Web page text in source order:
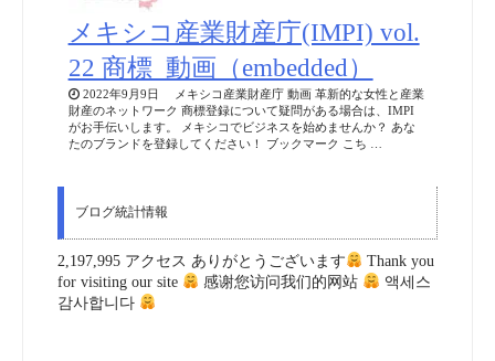
メキシコ産業財産庁(IMPI) vol.
22 商標_動画（embedded）
2022年9月9日 メキシコ産業財産庁 動画 革新的な女性と産業
財産のネットワーク 商標登録について疑問がある場合は、IMPI
がお手伝いします。 メキシコでビジネスを始めませんか？ あな
たのブランドを登録してください！ ブックマーク こち …
ブログ統計情報
2,197,995 アクセス ありがとうございます
Thank you
for visiting our site
感谢您访问我们的网站
액세스
감사합니다